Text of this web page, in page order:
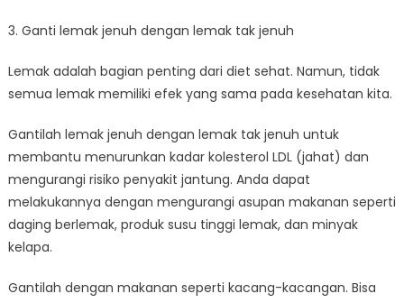
3. Ganti lemak jenuh dengan lemak tak jenuh
Lemak adalah bagian penting dari diet sehat. Namun, tidak
semua lemak memiliki efek yang sama pada kesehatan kita.
Gantilah lemak jenuh dengan lemak tak jenuh untuk
membantu menurunkan kadar kolesterol LDL (jahat) dan
mengurangi risiko penyakit jantung. Anda dapat
melakukannya dengan mengurangi asupan makanan seperti
daging berlemak, produk susu tinggi lemak, dan minyak
kelapa.
Gantilah dengan makanan seperti kacang-kacangan. Bisa